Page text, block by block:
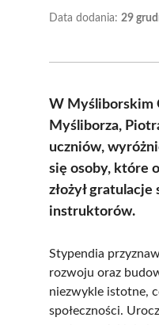
Data dodania: 29
W Myśliborskim
Myśliborza,
uczniów,
się osoby, które
złożył
instruktorów.
Stypendia
rozwoju oraz
niezwykle istotne,
społeczności.